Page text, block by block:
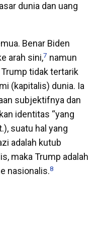
dunia dan uang
Benar Biden
arah sini,7 namun
tidak tertarik
(kapitalis) dunia. Ia
subjektifnya dan
identitas “yang
suatu hal yang
adalah kutub
maka Trump adalah
nasionalis.8